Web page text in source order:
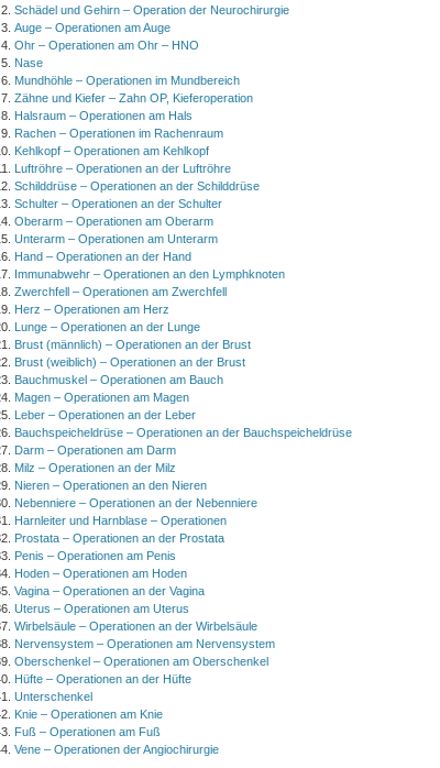
Schädel und Gehirn – Operation der Neurochirurgie
Auge – Operationen am Auge
Ohr – Operationen am Ohr – HNO
Nase
Mundhöhle – Operationen im Mundbereich
Zähne und Kiefer – Zahn OP, Kieferoperation
Halsraum – Operationen am Hals
Rachen – Operationen im Rachenraum
Kehlkopf – Operationen am Kehlkopf
Luftröhre – Operationen an der Luftröhre
Schilddrüse – Operationen an der Schilddrüse
Schulter – Operationen an der Schulter
Oberarm – Operationen am Oberarm
Unterarm – Operationen am Unterarm
Hand – Operationen an der Hand
Immunabwehr – Operationen an den Lymphknoten
Zwerchfell – Operationen am Zwerchfell
Herz – Operationen am Herz
Lunge – Operationen an der Lunge
Brust (männlich) – Operationen an der Brust
Brust (weiblich) – Operationen an der Brust
Bauchmuskel – Operationen am Bauch
Magen – Operationen am Magen
Leber – Operationen an der Leber
Bauchspeicheldrüse – Operationen an der Bauchspeicheldrüse
Darm – Operationen am Darm
Milz – Operationen an der Milz
Nieren – Operationen an den Nieren
Nebenniere – Operationen an der Nebenniere
Harnleiter und Harnblase – Operationen
Prostata – Operationen an der Prostata
Penis – Operationen am Penis
Hoden – Operationen am Hoden
Vagina – Operationen an der Vagina
Uterus – Operationen am Uterus
Wirbelsäule – Operationen an der Wirbelsäule
Nervensystem – Operationen am Nervensystem
Oberschenkel – Operationen am Oberschenkel
Hüfte – Operationen an der Hüfte
Unterschenkel
Knie – Operationen am Knie
Fuß – Operationen am Fuß
Vene – Operationen der Angiochirurgie